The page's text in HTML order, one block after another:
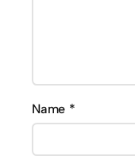
Name *